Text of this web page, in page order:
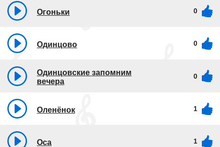
Огоньки 0
Одинцово 0
Одинцовские запомним
вечера
0
Оленёнок 1
Оса 1